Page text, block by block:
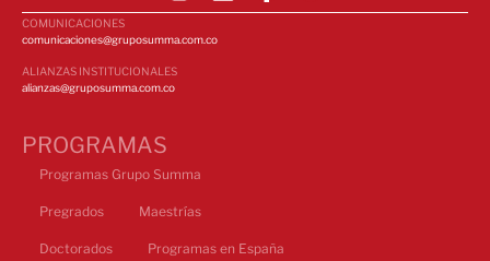
COMUNICACIONES
comunicaciones@gruposumma.com.co
ALIANZAS INSTITUCIONALES
alianzas@gruposumma.com.co
PROGRAMAS
Programas Grupo Summa
Pregrados Maestrías
Doctorados Programas en España